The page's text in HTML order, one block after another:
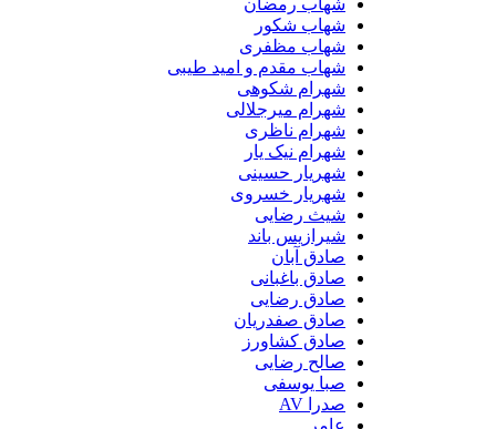
شهاب شکور
شهاب مظفری
شهاب مقدم و امید طیبی
شهرام شکوهی
شهرام میرجلالی
شهرام ناظری
شهرام نیک یار
شهریار حسینی
شهریار خسروی
شیث رضایی
شیرازیس باند
صادق آبان
صادق باغبانی
صادق رضایی
صادق صفدریان
صادق کشاورز
صالح رضایی
صبا یوسفی
صدرا AV
عامر